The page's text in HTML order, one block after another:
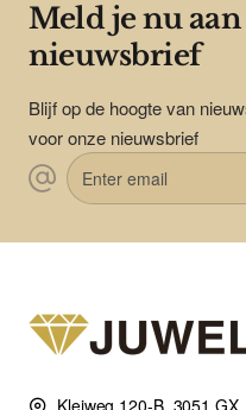
Meld je nu
nieuwsbrief
Blijf op de hoogte van
voor onze nieuwsbrief
Enter
email